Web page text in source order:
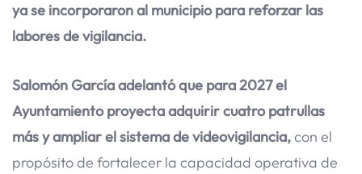
ya se incorporaron al municipio para reforzar las
labores de vigilancia.
Salomón García adelantó que para 2027 el
Ayuntamiento proyecta adquirir cuatro patrullas
más y ampliar el sistema de videovigilancia,con el
propósito de fortalecer la capacidad operativa de